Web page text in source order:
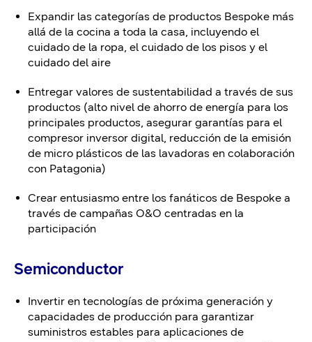
Expandir las categorías de productos Bespoke más
allá de la cocina a toda la casa, incluyendo el
cuidado de la ropa, el cuidado de los pisos y el
cuidado del aire
Entregar valores de sustentabilidad a través de sus
productos (alto nivel de ahorro de energía para los
principales productos, asegurar garantías para el
compresor inversor digital, reducción de la emisión
de micro plásticos de las lavadoras en colaboración
con Patagonia)
Crear entusiasmo entre los fanáticos de Bespoke a
través de campañas O&O centradas en la
participación
Semiconductor
Invertir en tecnologías de próxima generación y
capacidades de producción para garantizar
suministros estables para aplicaciones de